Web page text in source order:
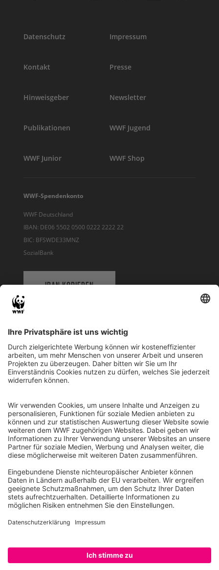
Datenschutz Impressum
Kontakt Presse
Hinweisgeber Newsletter
Publikationen WWF Jugend
WWF Junior WWF Shop
WWF-Spendenkonto
WWF Deutschland
IBAN: DE06 5502 0500 0222 2222 22
BIC: BFSWDE33MNZ
SozialBank
IBAN KOPIEREN
WWF Deutschland
Reinhardtstr. 18
10117 Berlin
Ihre Spende kann steuerlich geltend gemacht werden
Registriert als Stiftung WWF Deutschland, Senatsverwaltung für
Justiz Berlin, Az: 3416/976/2
Umsatzsteuer-Identifikationsnummer: DE 114236103
Freistellungsbescheid: Als gemeinnützige Körperschaft befreit
von der Körperschaftssteuer gem. §5 I 9 KStg. unter der
Steuernummer 27/641/09321